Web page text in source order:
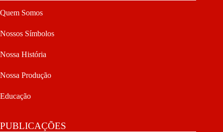
Quem Somos
Nossos Símbolos
Nossa História
Nossa Produção
Educação
PUBLICAÇÕES